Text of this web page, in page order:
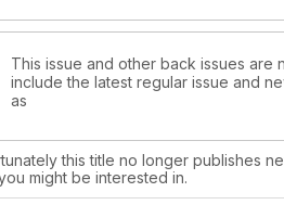
This issue and other back issues are
include the latest regular issue and
as
this title no longer publishes
might be interested in.